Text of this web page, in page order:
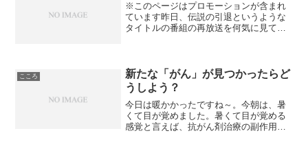
※このページはプロモーションが含まれ
ています昨日、伝説の引退というような
タイトルの番組の再放送を何気に見てい
た。私が、初めて読んだ...
こころ
新たな「がん」が見つかったらど
うしよう？
今日は暖かかったですね～。今朝は、暑
くて目が覚めました。暑くて目が覚める
感覚と言えば、抗がん剤治療の副作用を